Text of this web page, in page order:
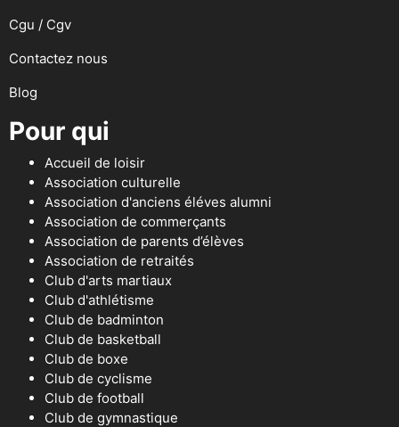
Cgu / Cgv
Contactez nous
Blog
Pour qui
Accueil de loisir
Association culturelle
Association d'anciens éléves alumni
Association de commerçants
Association de parents d’élèves
Association de retraités
Club d'arts martiaux
Club d'athlétisme
Club de badminton
Club de basketball
Club de boxe
Club de cyclisme
Club de football
Club de gymnastique